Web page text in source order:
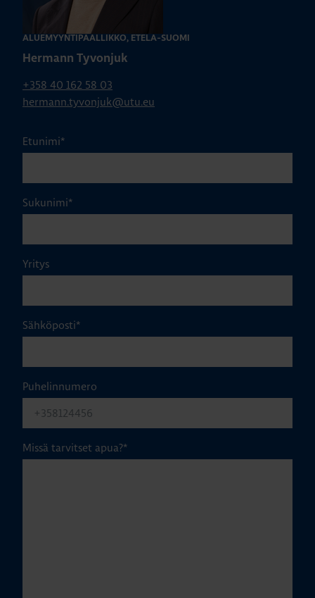
ALUEMYYNTIPÄÄLLIKKÖ, ETELÄ-SUOMI
Hermann Tyvonjuk
+358 40 162 58 03
hermann.tyvonjuk@utu.eu
Etunimi*
Sukunimi*
Yritys
Sähköposti*
Puhelinnumero
Missä tarvitset apua?*